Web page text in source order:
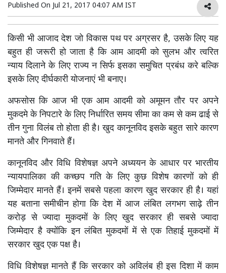
Published On Jul 21, 2017 04:07 AM IST
किसी भी आजाद देश जो विकास पथ पर अग्रसर है, उसके लिए यह
बहुत ही जरूरी हो जाता है कि आम आदमी को सुलभ और त्वरित
न्याय दिलाने के लिए राज्य न सिर्फ इसका समुचित प्रबंध करे बल्कि
इसके लिए दीर्घकारी योजनाएं भी बनाए।
अफसोस कि आज भी एक आम आदमी को अमूमन तौर पर अपने
मुकदमे के निपटारे के लिए निर्धारित समय सीमा का कम से कम ढाई से
तीन गुना विलंब तो होता ही है। खुद कानूनविद इसके बहुत सारे कारण
मानते और गिनवाते हैं।
कानूनविद और विधि विशेषज्ञ अपने अध्ययन के आधार पर भारतीय
न्यायपालिका की कच्छप गति के लिए कुछ विशेष कारणों को ही
जिम्मेदार मानते हैं। इनमें सबसे पहला कारण खुद सरकार ही है। यहां
यह बताना समीचीन होगा कि देश में आज लंबित लगभग साढ़े तीन
करोड़ से ज्यादा मुकदमों के लिए खुद सरकार ही सबसे ज्यादा
जिम्मेदार है क्योंकि इन लंबित मुकदमों में से एक तिहाई मुकदमों में
सरकार खुद एक पक्ष है।
विधि विशेषज्ञ मानते हैं कि सरकार को अविलंब ही इस दिशा में काम